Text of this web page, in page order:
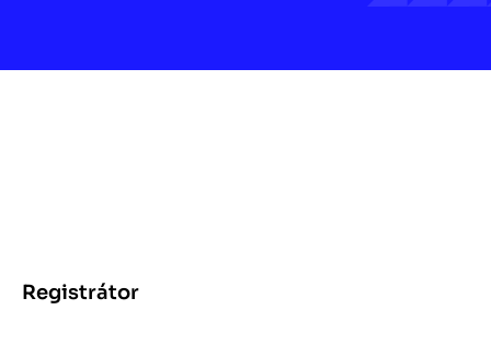
Registrátor